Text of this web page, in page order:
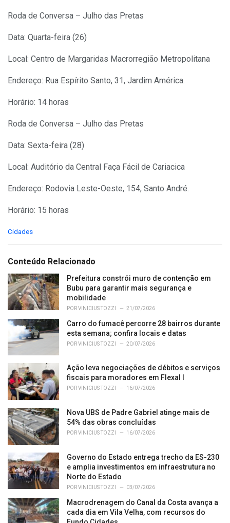
Roda de Conversa – Julho das Pretas
Data: Quarta-feira (26)
Local: Centro de Margaridas Macrorregião Metropolitana
Endereço: Rua Espírito Santo, 31, Jardim América.
Horário: 14 horas
Roda de Conversa – Julho das Pretas
Data: Sexta-feira (28)
Local: Auditório da Central Faça Fácil de Cariacica
Endereço: Rodovia Leste-Oeste, 154, Santo André.
Horário: 15 horas
C
e
o
r
i
e
:
Cidades
Conteúdo Relacionado
Prefeitura constrói muro de contenção em
Bubu para garantir mais segurança e
mobilidade
PORVINICIUS TOZZI 21/07/2026
Carro do fumacê percorre 28 bairros durante
esta semana; confira locais e datas
PORVINICIUS TOZZI 20/07/2026
Ação leva negociações de débitos e serviços
fiscais para moradores em Flexal I
PORVINICIUS TOZZI 16/07/2026
Nova UBS de Padre Gabriel atinge mais de
54% das obras concluídas
PORVINICIUS TOZZI 16/07/2026
Governo do Estado entrega trecho da ES-230
e amplia investimentos em infraestrutura no
Norte do Estado
PORVINICIUS TOZZI 03/07/2026
Macrodrenagem do Canal da Costa avança a
cada dia em Vila Velha, com recursos do